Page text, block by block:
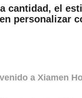
cantidad, el
personalizar
a Xiamen